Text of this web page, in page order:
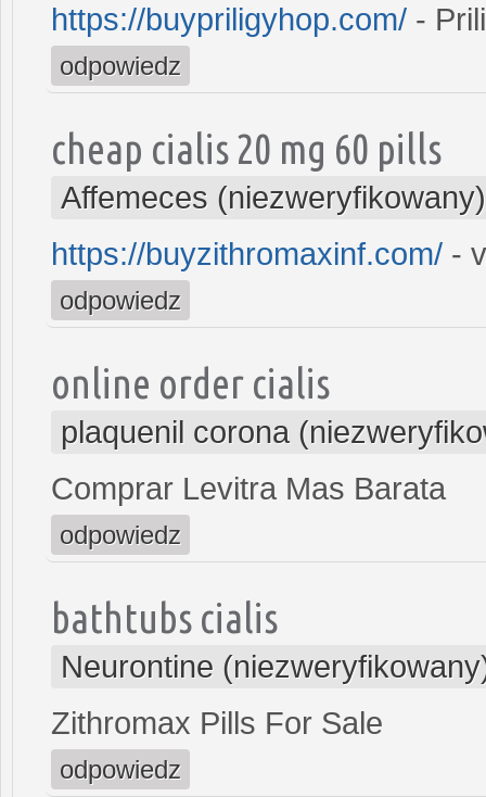
https://buypriligyhop.com/ -
odpowiedz
cheap cialis 20 mg 60 pills
Affemeces (niezweryfikowany)
https://buyzithromaxinf.com/ -
odpowiedz
online order cialis
plaquenil corona
Comprar Levitra Mas Barata
odpowiedz
bathtubs cialis
Neurontine
Zithromax Pills For Sale
odpowiedz